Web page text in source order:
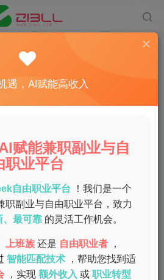
行吗？
关注 私信
动互联网的快速发展，越来越多的
”这一话题。尤其是在经济压力逐
望通过手机赚取额外的收入，改善
钱真的可行吗？是否安全？如何找
你解答这些问题。
遇，AI赋能高收入
赋能兼职副业与自
职业平台
自由职业平台
！我们是一个
职副业与自由职业平台，致力
、最可靠 的灵活工作机会。
上班族 还是 自由职业者
，
智能匹配技术
，帮助您找到适
，实现 额外收入 或 职业转型